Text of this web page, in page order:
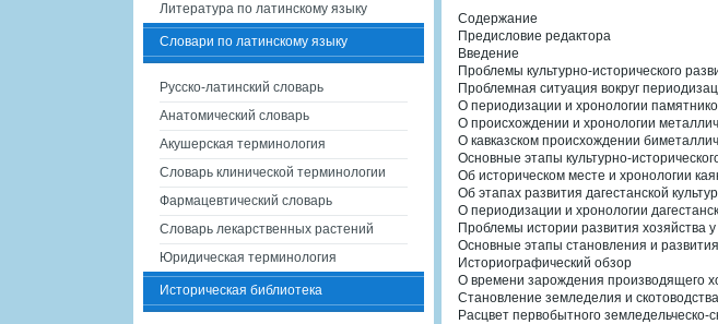
Содержание
Предисловие редактора
Введение
Проблемы культурно-исторического
Проблемная ситуация вокруг
О периодизации и хронологии
О происхождении и хронологии
О кавказском происхождении
Основные этапы культурно-
Об историческом месте и хронологии
Об этапах развития дагестанской
О периодизации и хронологии
Проблемы истории развития хозяйства
Основные этапы становления и
Историографический обзор
О времени зарождения производящего
Становление земледелия и скотоводства
Расцвет первобытного земледельческо-
Литература по латинскому языку
Словари по латинскому языку
Русско-латинский словарь
Анатомический словарь
Акушерская терминология
Словарь клинической терминологии
Фармацевтический словарь
Словарь лекарственных растений
Юридическая терминология
Историческая библиотека